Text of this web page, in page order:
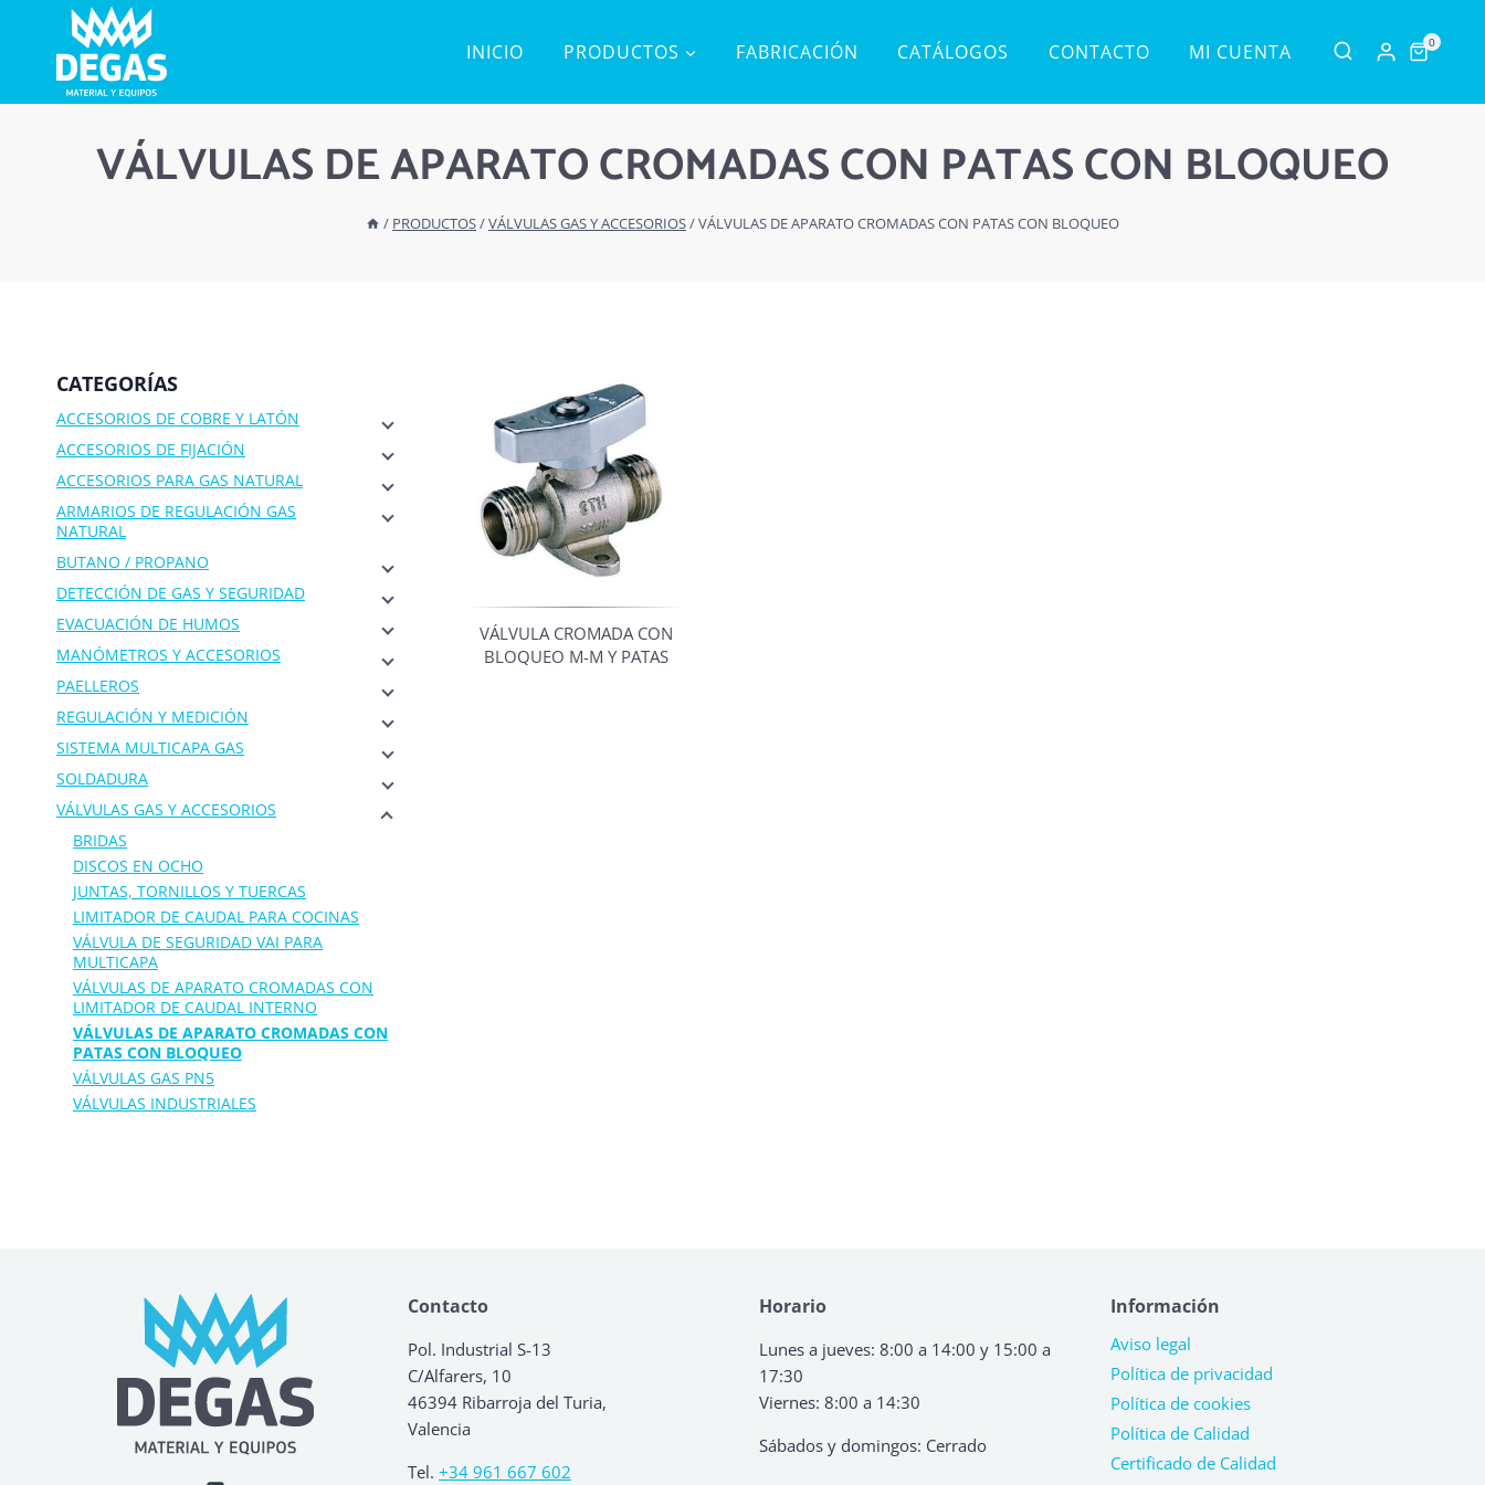
contenido
INICIO PRODUCTOS FABRICACIÓN CATÁLOGOS CONTACTO MI CUENTA 0
VÁLVULAS DE APARATO CROMADAS CON PATAS CON BLOQUEO
/ PRODUCTOS/VÁLVULAS GAS Y ACCESORIOS/VÁLVULAS DE APARATO CROMADAS CON PATAS CON BLOQUEO
VÁLVULA CROMADA CON
BLOQUEO M-M Y PATAS
CATEGORÍAS
ACCESORIOS DE COBRE Y LATÓN
ACCESORIOS DE FIJACIÓN
ACCESORIOS PARA GAS NATURAL
ARMARIOS DE REGULACIÓN GAS
NATURAL
BUTANO / PROPANO
DETECCIÓN DE GAS Y SEGURIDAD
EVACUACIÓN DE HUMOS
MANÓMETROS Y ACCESORIOS
PAELLEROS
REGULACIÓN Y MEDICIÓN
SISTEMA MULTICAPA GAS
SOLDADURA
VÁLVULAS GAS Y ACCESORIOS
BRIDAS
DISCOS EN OCHO
JUNTAS, TORNILLOS Y TUERCAS
LIMITADOR DE CAUDAL PARA COCINAS
VÁLVULA DE SEGURIDAD VAI PARA
MULTICAPA
VÁLVULAS DE APARATO CROMADAS CON
LIMITADOR DE CAUDAL INTERNO
VÁLVULAS DE APARATO CROMADAS CON
PATAS CON BLOQUEO
VÁLVULAS GAS PN5
VÁLVULAS INDUSTRIALES
Contacto
Pol. Industrial S-13
C/Alfarers, 10
46394 Ribarroja del Turia,
Valencia
Tel. +34 961 667 602
Horario
Lunes a jueves: 8:00 a 14:00 y 15:00 a
17:30
Viernes: 8:00 a 14:30
Sábados y domingos: Cerrado
Información
Aviso legal
Política de privacidad
Política de cookies
Política de Calidad
Certificado de Calidad